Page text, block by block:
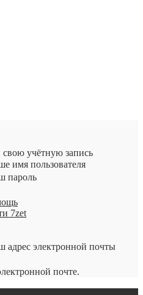
учётную запись
имя пользователя
пароль
7zet
адрес электронной почты
почте.